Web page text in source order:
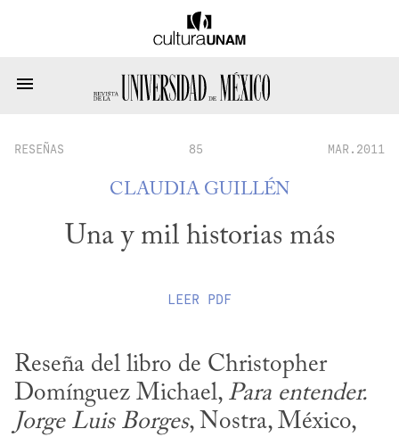
RESEÑAS 85 MAR.2011
CLAUDIA GUILLÉN
Una y mil historias más
LEER PDF
Reseña del libro de Christopher
Domínguez Michael, Para entender.
Jorge Luis Borges, Nostra, México,